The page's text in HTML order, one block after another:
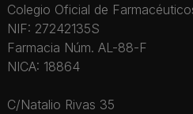
Colegio Oficial de
NIF: 27242135S
Farmacia Núm. AL-88-F
NICA: 18864
C/Natalio Rivas 35